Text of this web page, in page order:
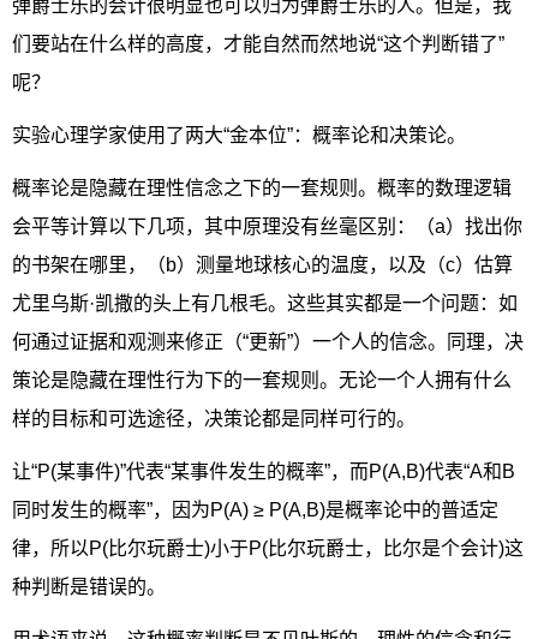
弹爵士乐的会计很明显也可以归为弹爵士乐的人。但是，我
们要站在什么样的高度，才能自然而然地说“这个判断错了”
呢？
实验心理学家使用了两大“金本位”：概率论和决策论。
概率论是隐藏在理性信念之下的一套规则。概率的数理逻辑
会平等计算以下几项，其中原理没有丝毫区别：（a）找出你
的书架在哪里，（b）测量地球核心的温度，以及（c）估算
尤里乌斯·凯撒的头上有几根毛。这些其实都是一个问题：如
何通过证据和观测来修正（“更新”）一个人的信念。同理，决
策论是隐藏在理性行为下的一套规则。无论一个人拥有什么
样的目标和可选途径，决策论都是同样可行的。
让“P(某事件)”代表“某事件发生的概率”，而P(A,B)代表“A和B
同时发生的概率”，因为P(A) ≥ P(A,B)是概率论中的普适定
律，所以P(比尔玩爵士)小于P(比尔玩爵士，比尔是个会计)这
种判断是错误的。